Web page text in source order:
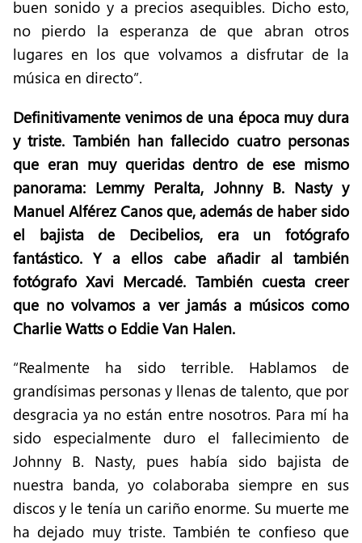
buen sonido y a precios asequibles. Dicho esto,
no pierdo la esperanza de que abran otros
lugares en los que volvamos a disfrutar de la
música en directo”.
Definitivamente venimos de una época muy dura
y triste. También han fallecido cuatro personas
que eran muy queridas dentro de ese mismo
panorama: Lemmy Peralta, Johnny B. Nasty y
Manuel Alférez Canos que, además de haber sido
el bajista de Decibelios, era un fotógrafo
fantástico.Y a ellos cabe añadir al también
fotógrafo Xavi Mercadé. También cuesta creer
que no volvamos a ver jamás a músicos como
Charlie Watts o Eddie Van Halen.
“Realmente ha sido terrible. Hablamos de
grandísimas personas y llenas de talento, que por
desgracia ya no están entre nosotros. Para mí ha
sido especialmente duro el fallecimiento de
Johnny B. Nasty, pues había sido bajista de
nuestra banda, yo colaboraba siempre en sus
discos y le tenía un cariño enorme. Su muerte me
ha dejado muy triste. También te confieso que